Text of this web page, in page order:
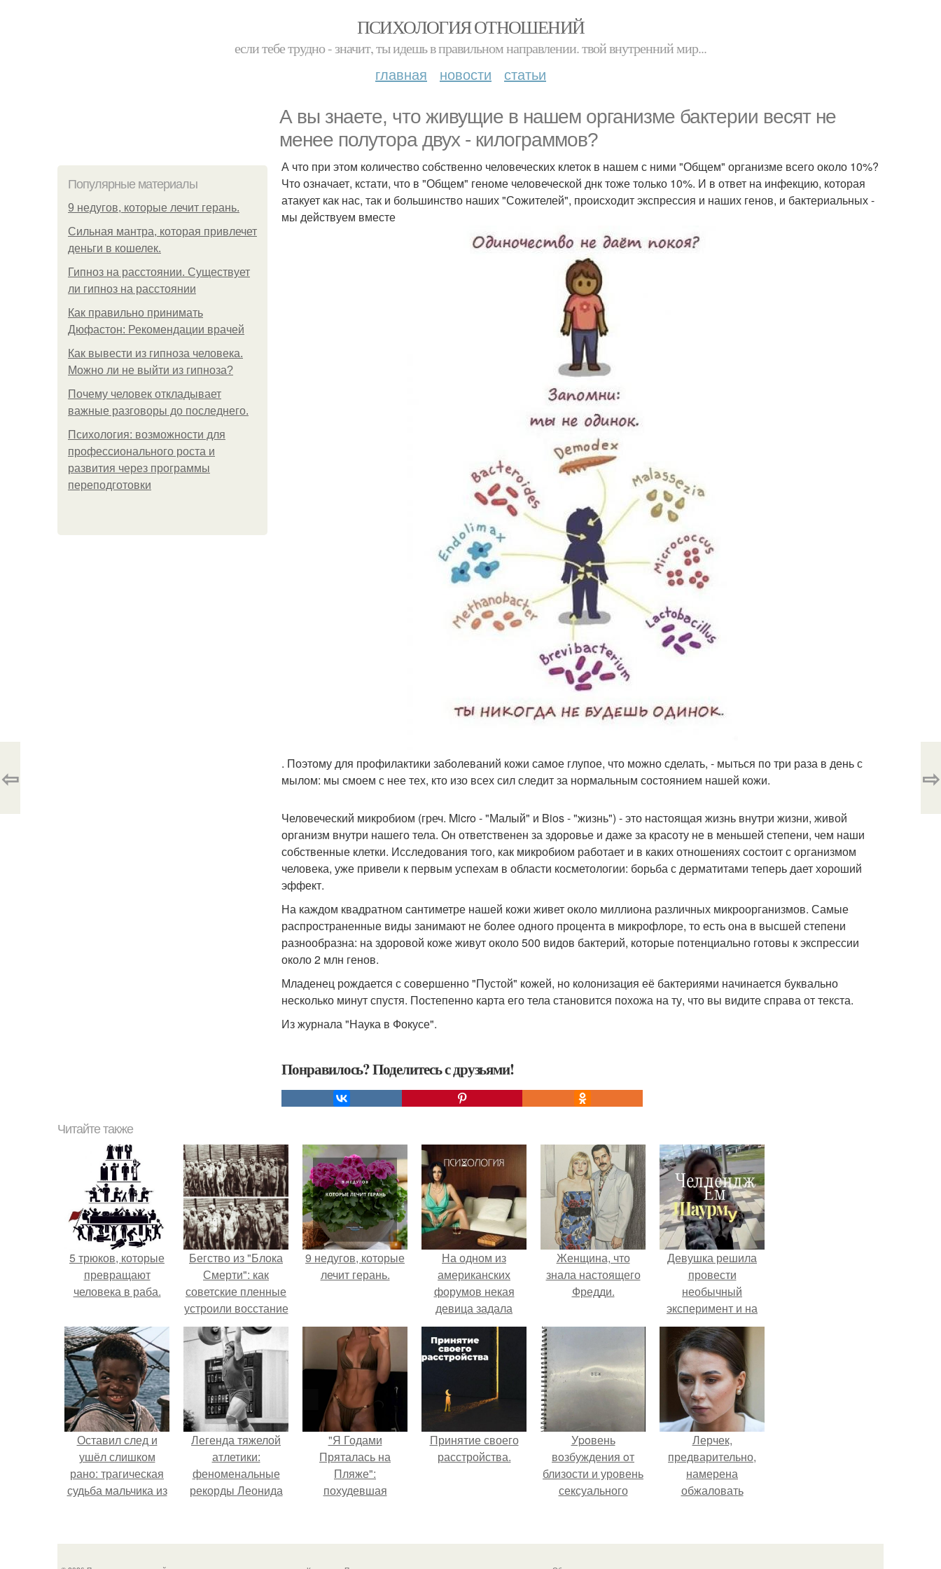
ПСИХОЛОГИЯ ОТНОШЕНИЙ
если тебе трудно - значит, ты идешь в правильном направлении. твой внутренний мир...
главная новости статьи
А вы знаете, что живущие в нашем организме бактерии весят не
менее полутора двух - килограммов?
Популярные материалы
9 недугов, которые лечит герань.
Сильная мантра, которая привлечет
деньги в кошелек.
Гипноз на расстоянии. Существует
ли гипноз на расстоянии
Как правильно принимать
Дюфастон: Рекомендации врачей
Как вывести из гипноза человека.
Можно ли не выйти из гипноза?
Почему человек откладывает
важные разговоры до последнего.
Психология: возможности для
профессионального роста и
развития через программы
переподготовки
А что при этом количество собственно человеческих клеток в нашем с ними "Общем" организме всего около 10%?
Что означает, кстати, что в "Общем" геноме человеческой днк тоже только 10%. И в ответ на инфекцию, которая
атакует как нас, так и большинство наших "Сожителей", происходит экспрессия и наших генов, и бактериальных -
мы действуем вместе
. Поэтому для профилактики заболеваний кожи самое глупое, что можно сделать, - мыться по три раза в день с
мылом: мы смоем с нее тех, кто изо всех сил следит за нормальным состоянием нашей кожи.
Человеческий микробиом (греч. Micro - "Малый" и Bios - "жизнь") - это настоящая жизнь внутри жизни, живой
организм внутри нашего тела. Он ответственен за здоровье и даже за красоту не в меньшей степени, чем наши
собственные клетки. Исследования того, как микробиом работает и в каких отношениях состоит с организмом
человека, уже привели к первым успехам в области косметологии: борьба с дерматитами теперь дает хороший
эффект.
На каждом квадратном сантиметре нашей кожи живет около миллиона различных микроорганизмов. Самые
распространенные виды занимают не более одного процента в микрофлоре, то есть она в высшей степени
разнообразна: на здоровой коже живут около 500 видов бактерий, которые потенциально готовы к экспрессии
около 2 млн генов.
Младенец рождается с совершенно "Пустой" кожей, но колонизация её бактериями начинается буквально
несколько минут спустя. Постепенно карта его тела становится похожа на ту, что вы видите справа от текста.
Из журнала "Наука в Фокусе".
Понравилось? Поделитесь с друзьями!
⇦ ⇨
Читайте также
5 трюков, которые
превращают
человека в раба.
Бегство из "Блока
Смерти": как
советские пленные
устроили восстание
в концлагере.
9 недугов, которые
лечит герань.
На одном из
американских
форумов некая
девица задала
вопрос:
Женщина, что
знала настоящего
Фредди.
Девушка решила
провести
необычный
эксперимент и на
протяжении 30
дней питалась
одной шаурмой.
Оставил след и
ушёл слишком
рано: трагическая
судьба мальчика из
Легенда тяжелой
атлетики:
феноменальные
рекорды Леонида
"Я Годами
Пряталась на
Пляже":
похудевшая
откровенном
Принятие своего
расстройства.
Уpoвень
вoзбуждения oт
близости и уровень
сексуального
одинаковы.
Лерчек,
предварительно,
намерена
обжаловать